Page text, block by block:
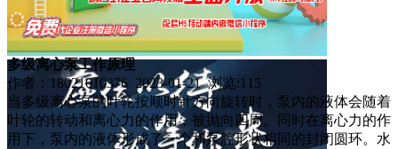
多级离心泵工作原理
作者：18021010376 2023-01-21 浏览:115
当多级离心泵的叶轮按顺时针方向旋转时，泵内的液体会随着
叶轮的转动和离心力的作用，被抛向四周。同时在离心力的作
用下，泵内的液体形成了一个和泵腔形状相同的封闭圆环。水